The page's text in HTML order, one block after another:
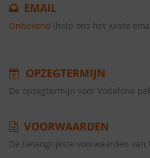
EMAIL
Onbekend (help ons het juiste
OPZEGTERMIJN
De opzegtermijn voor Vodafone
VOORWAARDEN
De belangrijkste voorwaarden van